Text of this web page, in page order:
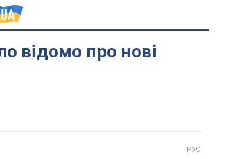
відомо про нові
РУС